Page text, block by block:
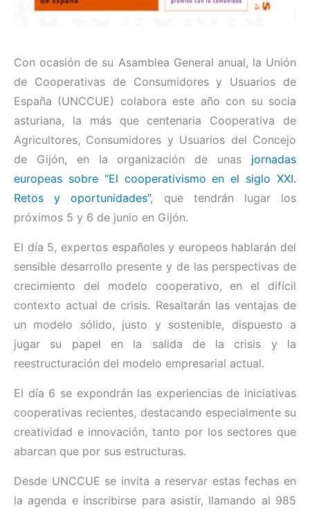
Con ocasión de su Asamblea General anual, la Unión
de Cooperativas de Consumidores y Usuarios de
España (UNCCUE) colabora este año con su socia
asturiana, la más que centenaria Cooperativa de
Agricultores, Consumidores y Usuarios del Concejo
de Gijón, en la organización de unas jornadas
europeas sobre “El cooperativismo en el siglo XXI.
Retos y oportunidades”, que tendrán lugar los
próximos 5 y 6 de junio en Gijón.
El día 5, expertos españoles y europeos hablarán del
sensible desarrollo presente y de las perspectivas de
crecimiento del modelo cooperativo, en el difícil
contexto actual de crisis. Resaltarán las ventajas de
un modelo sólido, justo y sostenible, dispuesto a
jugar su papel en la salida de la crisis y la
reestructuración del modelo empresarial actual.
El día 6 se expondrán las experiencias de iniciativas
cooperativas recientes, destacando especialmente su
creatividad e innovación, tanto por los sectores que
abarcan que por sus estructuras.
Desde UNCCUE se invita a reservar estas fechas en
la agenda e inscribirse para asistir, llamando al 985